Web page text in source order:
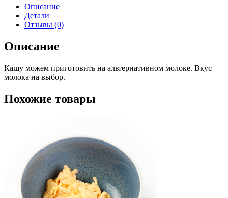
Описание
Детали
Отзывы (0)
Описание
Кашу можем приготовить на альтернативном молоке. Вкус
молока на выбор.
Похожие товары